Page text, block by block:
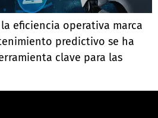
eficiencia operativa marca
predictivo se ha
clave para las